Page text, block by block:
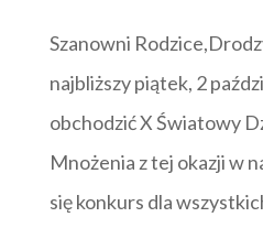
Szanowni
najbliższy piątek, 2
obchodzić X Światowy
Mnożenia z tej okazji w
się konkurs dla